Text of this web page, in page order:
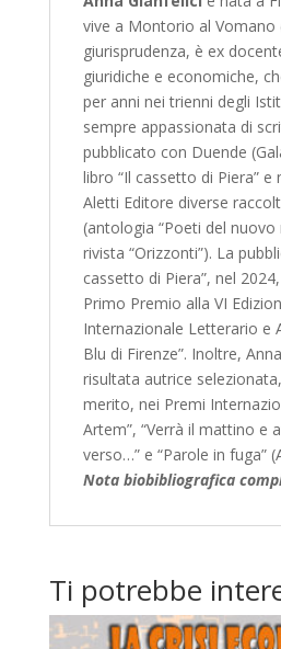
vive a Montorio al Vomano
giurisprudenza, è ex
giuridiche e economiche,
per anni nei trienni degli
sempre appassionata di
pubblicato con Duende
libro “Il cassetto di Piera” e
Aletti Editore diverse
(antologia “Poeti del nuovo
rivista “Orizzonti”). La
cassetto di Piera”, nel
Primo Premio alla VI
Internazionale Letterario e
Blu di Firenze”. Inoltre,
risultata autrice
merito, nei Premi
Artem”, “Verrà il mattino e
verso…” e “Parole in fuga”
Nota biobibliografica
Ti potrebbe